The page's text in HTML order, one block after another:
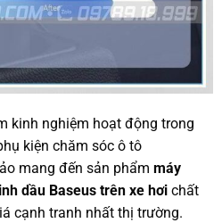
kinh nghiệm hoạt động trong
kiện chăm sóc ô tô
mang đến sản phẩm máy
dầu Baseus trên xe hơi chất
cạnh tranh nhất thị trường.